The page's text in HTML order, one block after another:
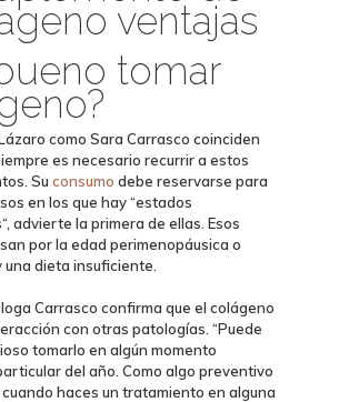
tomar
como Sara Carrasco coinciden
es necesario recurrir a estos
Suconsumo debe reservarse para
en los que hay “estados
“, advierte la primera de ellas. Esos
por la edad perimenopáusica o
una dieta insuficiente.
Carrasco confirma que el colágeno
con otraspatologías . “Puede
tomarlo en algún momento
del año. Como algo preventivo
cuando haces un tratamiento en alguna